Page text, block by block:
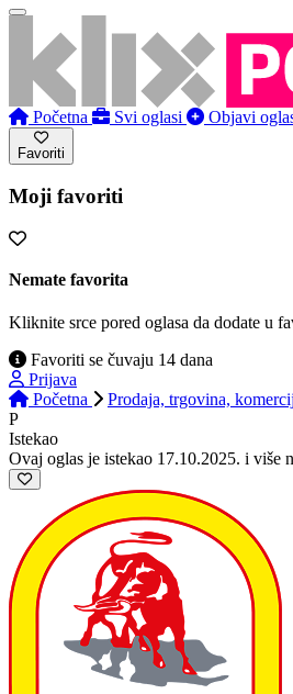
Početna Svi oglasi Objavi
Favoriti
Moji favoriti
Nemate favorita
Kliknite srce pored oglasa da dodate u
Favoriti se čuvaju 14 dana
Prijava
Početna
Prodaja, trgovina,
P
Istekao
Ovaj oglas je istekao 17.10.2025. i više